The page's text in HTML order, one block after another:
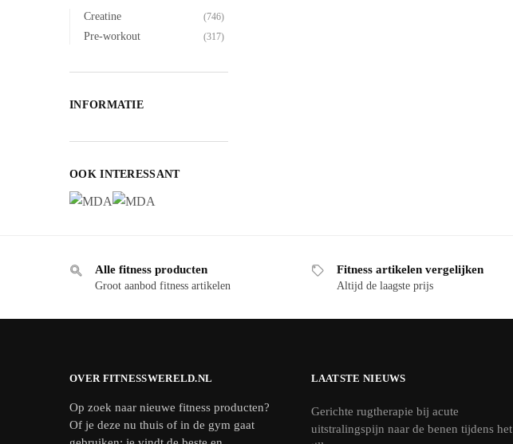
Creatine (746)
Pre-workout (317)
INFORMATIE
OOK INTERESSANT
Alle fitness producten
Groot aanbod fitness artikelen
Fitness artikelen vergelijken
Altijd de laagste prijs
OVER FITNESSWERELD.NL
Op zoek naar nieuwe fitness producten?
Of je deze nu thuis of in de gym gaat
LAATSTE NIEUWS
Gerichte rugtherapie bij acute
uitstralingspijn naar de benen tijdens het